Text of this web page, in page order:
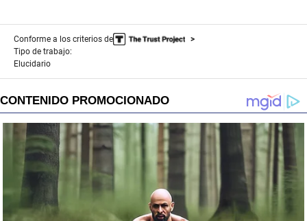
Conforme a los criterios de
Tipo de trabajo:
Elucidario